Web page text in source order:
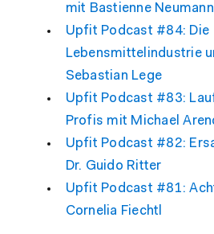
mit Bastienne
Upfit Podcast #84: Die
Lebensmittelindustrie
Sebastian Lege
Upfit Podcast #83:
Profis mit Michael
Upfit Podcast #82:
Dr. Guido Ritter
Upfit Podcast #81:
Cornelia Fiechtl